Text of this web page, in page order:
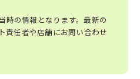
の情報となります。最新の
責任者や店舗にお問い合わせ